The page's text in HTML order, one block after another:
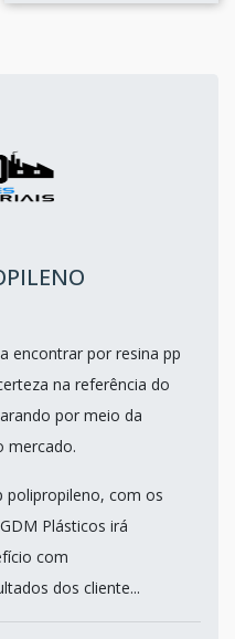
encontrar por resina pp
na referência do
por meio da
mercado.
polipropileno, com os
Plásticos irá
com
dos cliente...